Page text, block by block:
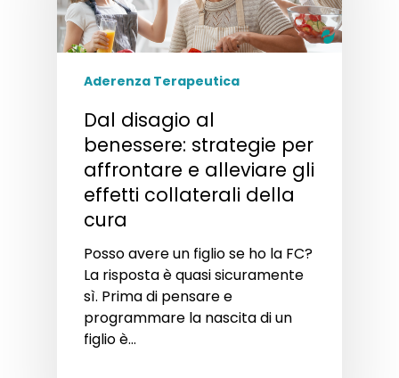
Aderenza Terapeutica
Dal disagio al
benessere: strategie per
affrontare e alleviare gli
effetti collaterali della
cura
Posso avere un figlio se ho la FC?
La risposta è quasi sicuramente
sì. Prima di pensare e
programmare la nascita di un
figlio è…